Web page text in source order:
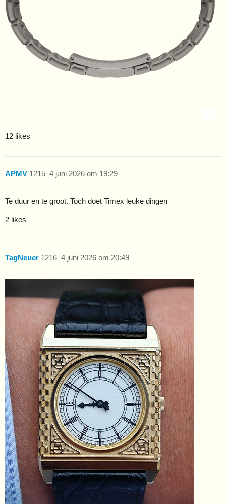
12 likes
APMV 4 juni 2026 om 19:29
1215
Te duur en te groot. Toch doet Timex leuke dingen
2 likes
TagNeuer 4 juni 2026 om 20:49
1216